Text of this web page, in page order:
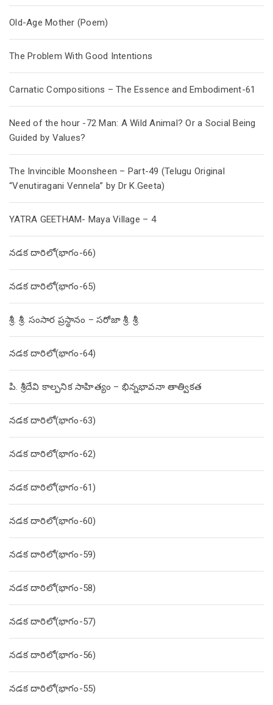
Old-Age Mother (Poem)
The Problem With Good Intentions
Carnatic Compositions – The Essence and Embodiment-61
Need of the hour -72 Man: A Wild Animal? Or a Social Being
Guided by Values?
The Invincible Moonsheen – Part-49 (Telugu Original
“Venutiragani Vennela” by Dr K.Geeta)
YATRA GEETHAM- Maya Village – 4
నడక దారిలో(భాగం-66)
నడక దారిలో(భాగం-65)
శ్రీ. శ్రీ. సంసార ప్రస్థానం – సరోజా శ్రీ. శ్రీ.
నడక దారిలో(భాగం-64)
పి. శ్రీదేవి కాల్పనిక సాహిత్యం – భిన్నభావనా తాత్వికత
నడక దారిలో(భాగం-63)
నడక దారిలో(భాగం-62)
నడక దారిలో(భాగం-61)
నడక దారిలో(భాగం-60)
నడక దారిలో(భాగం-59)
నడక దారిలో(భాగం-58)
నడక దారిలో(భాగం-57)
నడక దారిలో(భాగం-56)
నడక దారిలో(భాగం-55)